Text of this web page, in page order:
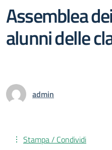
Assemblea
alunni delle
admin
Stampa / Condividi